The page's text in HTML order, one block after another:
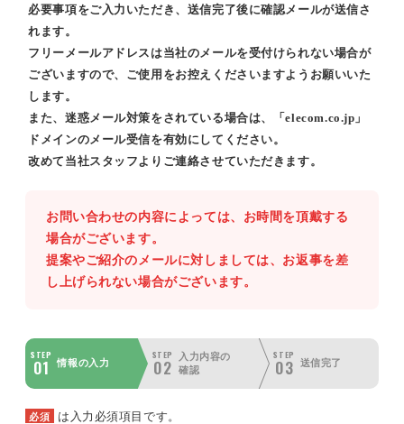
必要事項をご入力いただき、送信完了後に確認メールが送信さ
れます。
フリーメールアドレスは当社のメールを受付けられない場合が
ございますので、ご使用をお控えくださいますようお願いいた
します。
また、迷惑メール対策をされている場合は、「elecom.co.jp」
ドメインのメール受信を有効にしてください。
改めて当社スタッフよりご連絡させていただきます。
お問い合わせの内容によっては、お時間を頂戴する
場合がございます。
提案やご紹介のメールに対しましては、お返事を差
し上げられない場合がございます。
STEP
01 情報の入力
STEP
02
入力内容の
確認
STEP
03 送信完了
必須 は入力必須項目です。